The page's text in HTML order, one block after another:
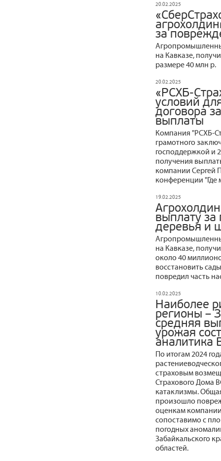
20.02.2025
за
на Кавказе,
размере 40 млн р.
20.02.2025
«РСХБ-
условий
договора
выплаты
Компания "РСХБ-
грамотного
господдержкой и
получения
компании Сергей
конференции "Где
19.02.2025
выплату
деревья и
на Кавказе,
около 40
восстановить
повредил часть
10.02.2025
Наиболее
регионы –
средняя
урожая
аналитика
По итогам 2024
страховым
Страхового Дома
катаклизмы.
произошло
оценкам
сопоставимо с
погодных
Забайкальского
областей.